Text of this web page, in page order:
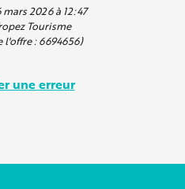
2026 à 12:47
Tourisme
l'offre :6694656)
une erreur